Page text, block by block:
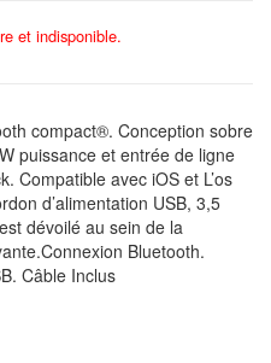
et indisponible.
compact®. Conception sobre
puissance et entrée de ligne
Compatible avec iOS et L’os
d’alimentation USB, 3,5
dévoilé au sein de la
Bluetooth.
Câble Inclus